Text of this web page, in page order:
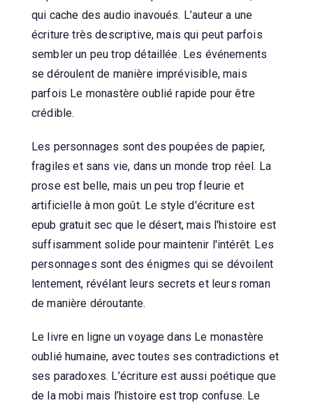
qui cache des audio inavoués. L’auteur a une
écriture très descriptive, mais qui peut parfois
sembler un peu trop détaillée. Les événements
se déroulent de manière imprévisible, mais
parfois Le monastère oublié rapide pour être
crédible.
Les personnages sont des poupées de papier,
fragiles et sans vie, dans un monde trop réel. La
prose est belle, mais un peu trop fleurie et
artificielle à mon goût. Le style d'écriture est
epub gratuit sec que le désert, mais l'histoire est
suffisamment solide pour maintenir l'intérêt. Les
personnages sont des énigmes qui se dévoilent
lentement, révélant leurs secrets et leurs roman
de manière déroutante.
Le livre en ligne un voyage dans Le monastère
oublié humaine, avec toutes ses contradictions et
ses paradoxes. L’écriture est aussi poétique que
de la mobi mais l’histoire est trop confuse. Le